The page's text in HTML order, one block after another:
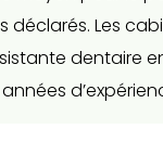
déclarés. Les
dentaire